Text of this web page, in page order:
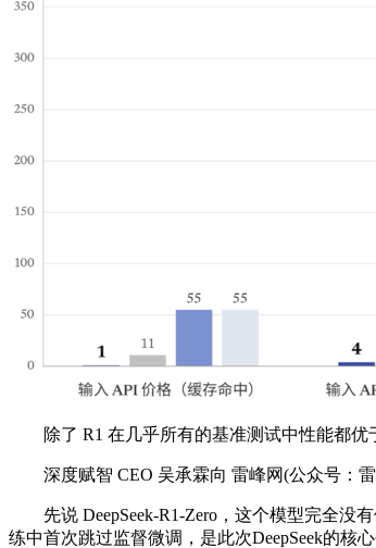
除了 R1 在几乎所有的基准测试中性能都优
深度赋智 CEO 吴承霖向 雷峰网(公众号：雷
先说 DeepSeek-R1-Zero，这个模型完全没有
练中首次跳过监督微调，是此次DeepSeek的核心